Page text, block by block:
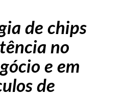
de chips
no
e em
de